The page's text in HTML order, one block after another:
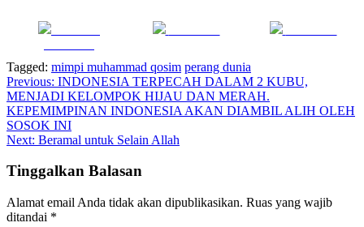
Tagged: mimpi muhammad qosim perang dunia
Navigasi
pos
Previous: INDONESIA TERPECAH DALAM 2 KUBU,
MENJADI KELOMPOK HIJAU DAN MERAH.
KEPEMIMPINAN INDONESIA AKAN DIAMBIL ALIH OLEH
SOSOK INI
Next: Beramal untuk Selain Allah
Tinggalkan Balasan
Alamat email Anda tidak akan dipublikasikan. Ruas yang wajib
ditandai *